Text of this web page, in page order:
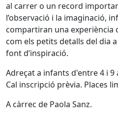
al carrer o un record
l’observació i la imaginació,
compartiran una experiència
com els petits detalls del dia
font d’inspiració.
Adreçat a infants d'entre 4 i 9
Cal inscripció prèvia. Places
A càrrec de Paola Sanz.